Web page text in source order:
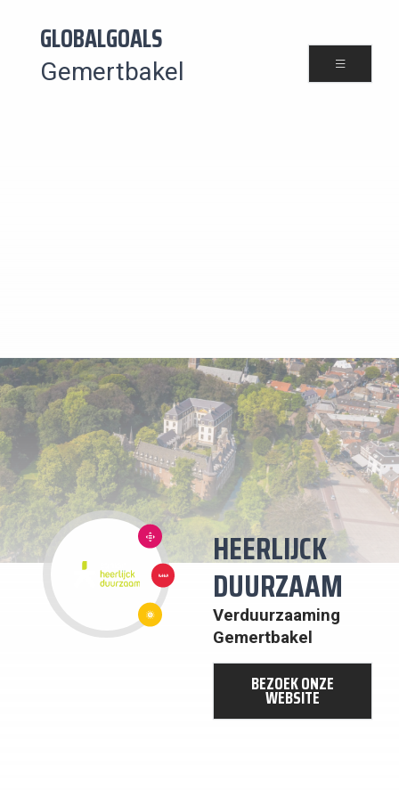
GLOBALGOALS
Gemertbakel
7:
BETAALBARE
EN
DUURZAME
1: GEEN
ARMOEDE
10:
ONGELIJKHEID
VERMINDEREN HEERLIJCK
DUURZAAM
Verduurzaaming
Gemertbakel
BEZOEK ONZE
WEBSITE